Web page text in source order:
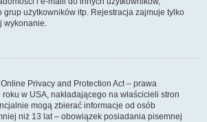
grup użytkowników itp. Rejestracja zajmuje tylko
wykonanie.
Privacy and Protection Act – prawa
w USA, nakładającego na właścicieli stron
mogą zbierać informacje od osób
niż 13 lat – obowiązek posiadania pisemnej